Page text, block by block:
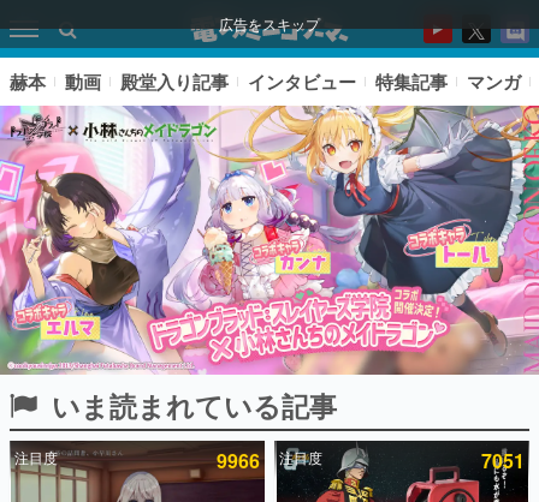
広告をスキップ
ピックアップ
電ファミのいま読まれている記事ランキング
赫本 動画 殿堂入り記事 インタビュー 特集記事 マンガ
いま読まれている記事
注目度 9966 注目度 7051